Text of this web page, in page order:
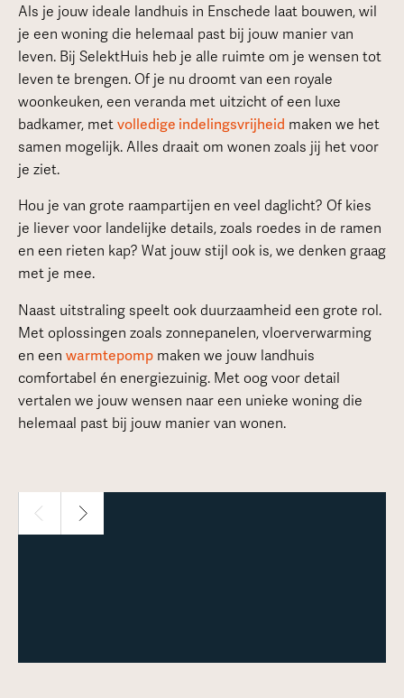
Als je jouw ideale landhuis in Enschede laat bouwen, wil
je een woning die helemaal past bij jouw manier van
leven. Bij SelektHuis heb je alle ruimte om je wensen tot
leven te brengen. Of je nu droomt van een royale
woonkeuken, een veranda met uitzicht of een luxe
badkamer, met volledige indelingsvrijheid maken we het
samen mogelijk. Alles draait om wonen zoals jij het voor
je ziet.
Hou je van grote raampartijen en veel daglicht? Of kies
je liever voor landelijke details, zoals roedes in de ramen
en een rieten kap? Wat jouw stijl ook is, we denken graag
met je mee.
Naast uitstraling speelt ook duurzaamheid een grote rol.
Met oplossingen zoals zonnepanelen, vloerverwarming
en een warmtepompmaken we jouw landhuis
comfortabel én energiezuinig. Met oog voor detail
vertalen we jouw wensen naar een unieke woning die
helemaal past bij jouw manier van wonen.
Meer over deze woning
1 / 3